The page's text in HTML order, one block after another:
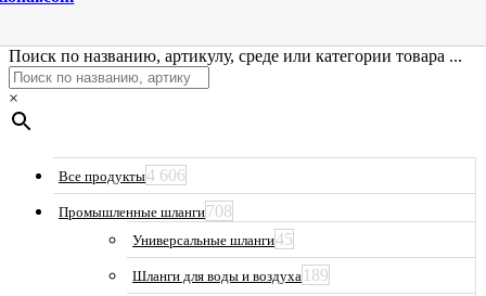
Поиск по названию, артикулу, среде или категории товара ...
×
Все продукты4 606
Промышленные шланги708
Универсальные шланги45
Шланги для воды и воздуха 189